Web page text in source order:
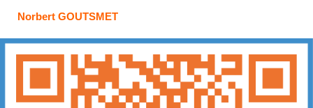
Norbert GOUTSMET